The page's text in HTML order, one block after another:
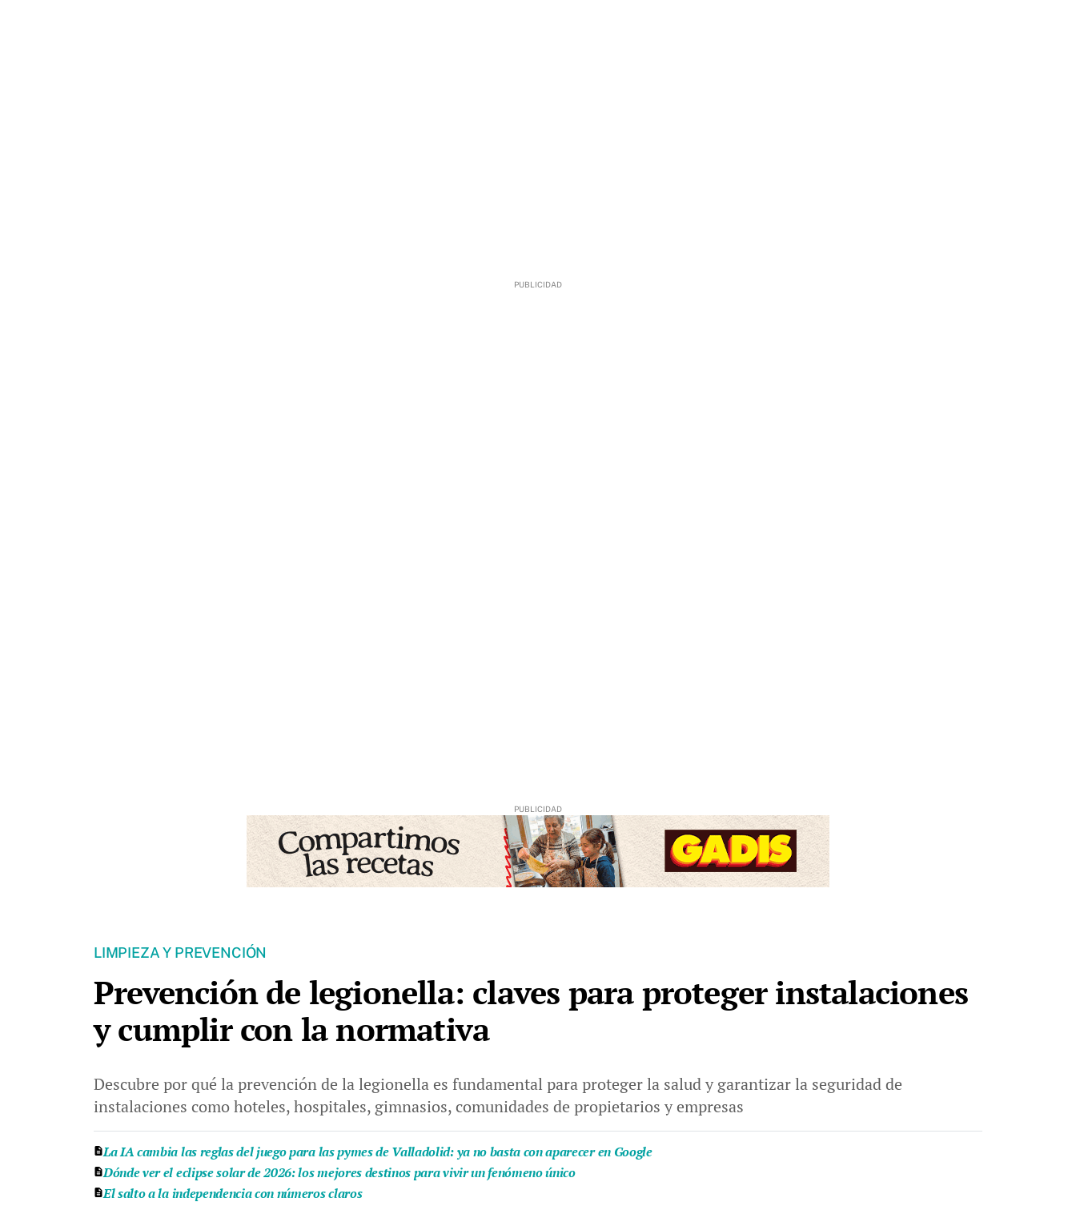
LIMPIEZA Y PREVENCIÓN
Prevención de legionella: claves para proteger instalaciones
y cumplir con la normativa
Descubre por qué la prevención de la legionella es fundamental para proteger la salud y garantizar la seguridad de
instalaciones como hoteles, hospitales, gimnasios, comunidades de propietarios y empresas
La IA cambia las reglas del juego para las pymes de Valladolid: ya no basta con aparecer en Google
Dónde ver el eclipse solar de 2026: los mejores destinos para vivir un fenómeno único
El salto a la independencia con números claros